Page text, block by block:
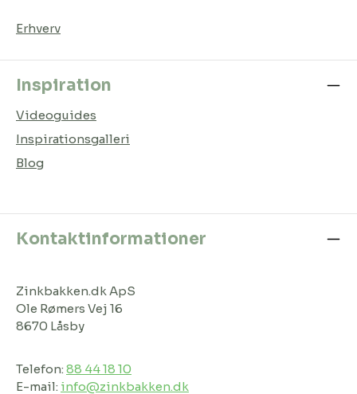
Erhverv
Inspiration
Videoguides
Inspirationsgalleri
Blog
Kontaktinformationer
Zinkbakken.dk ApS
Ole Rømers Vej 16
8670 Låsby
Telefon: 88 44 18 10
E-mail: info@zinkbakken.dk